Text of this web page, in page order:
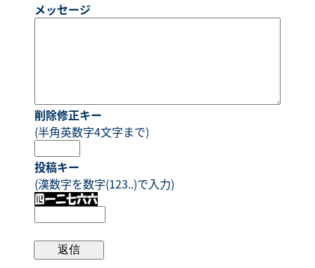
メッセージ
削除修正キー
(半角英数字4文字まで)
投稿キー
(漢数字を数字(123..)で入力)